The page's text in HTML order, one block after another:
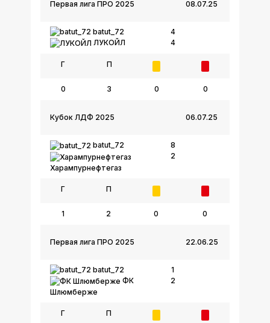
08.07.25
Первая лига ПРО 2025
batut_72
ЛУКОЙЛ
4
4
Г П
0 3 0 0
06.07.25
Кубок ЛДФ 2025
batut_72
Харампурнефтегаз
8
2
Г П
1 2 0 0
22.06.25
Первая лига ПРО 2025
batut_72
ФК
Шлюмберже
1
2
Г П